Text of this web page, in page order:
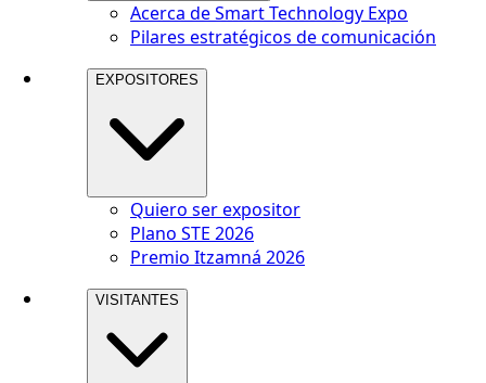
Acerca de Smart Technology Expo
Pilares estratégicos de comunicación
EXPOSITORES
Quiero ser expositor
Plano STE 2026
Premio Itzamná 2026
VISITANTES